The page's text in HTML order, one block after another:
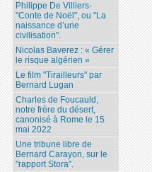
Philippe De Villiers-
"Conte de Noël", ou "La
naissance d’une
civilisation".
Nicolas Baverez : « Gérer
le risque algérien »
Le film "Tirailleurs" par
Bernard Lugan
Charles de Foucauld,
notre frère du désert,
canonisé à Rome le 15
mai 2022
Une tribune libre de
Bernard Carayon, sur le
"rapport Stora".